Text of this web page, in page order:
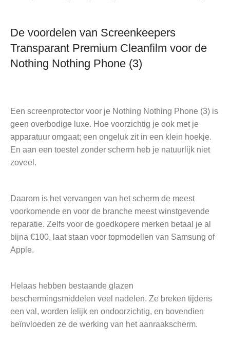
De voordelen van Screenkeepers
Transparant Premium Cleanfilm voor de
Nothing Nothing Phone (3)
Een screenprotector voor je Nothing Nothing Phone (3) is
geen overbodige luxe. Hoe voorzichtig je ook met je
apparatuur omgaat; een ongeluk zit in een klein hoekje.
En aan een toestel zonder scherm heb je natuurlijk niet
zoveel.
Daarom is het vervangen van het scherm de meest
voorkomende en voor de branche meest winstgevende
reparatie. Zelfs voor de goedkopere merken betaal je al
bijna €100, laat staan voor topmodellen van Samsung of
Apple.
Helaas hebben bestaande glazen
beschermingsmiddelen veel nadelen. Ze breken tijdens
een val, worden lelijk en ondoorzichtig, en bovendien
beïnvloeden ze de werking van het aanraakscherm.